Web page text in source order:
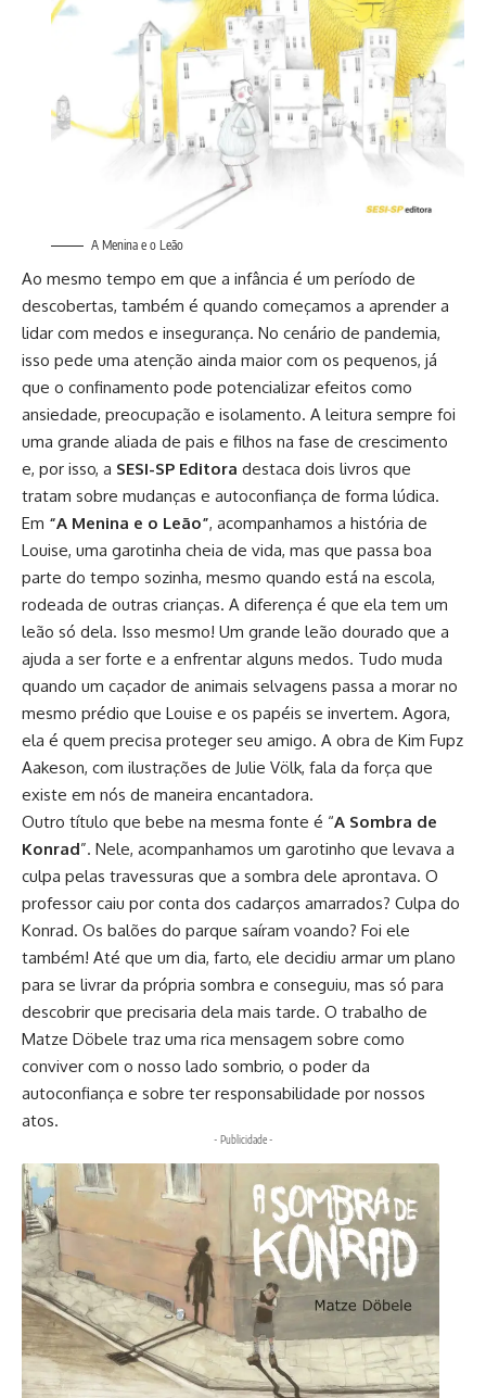
A Menina e o Leão
Ao mesmo tempo em que a infância é um período de
descobertas, também é quando começamos a aprender a
lidar com medos e insegurança. No cenário de pandemia,
isso pede uma atenção ainda maior com os pequenos, já
que o confinamento pode potencializar efeitos como
ansiedade, preocupação e isolamento. A leitura sempre foi
uma grande aliada de pais e filhos na fase de crescimento
e, por isso, a SESI-SP Editora destaca dois livros que
tratam sobre mudanças e autoconfiança de forma lúdica.
Em “A Menina e o Leão”, acompanhamos a história de
Louise, uma garotinha cheia de vida, mas que passa boa
parte do tempo sozinha, mesmo quando está na escola,
rodeada de outras crianças. A diferença é que ela tem um
leão só dela. Isso mesmo! Um grande leão dourado que a
ajuda a ser forte e a enfrentar alguns medos. Tudo muda
quando um caçador de animais selvagens passa a morar no
mesmo prédio que Louise e os papéis se invertem. Agora,
ela é quem precisa proteger seu amigo. A obra de Kim Fupz
Aakeson, com ilustrações de Julie Völk, fala da força que
existe em nós de maneira encantadora.
Outro título que bebe na mesma fonte é “A Sombra de
Konrad”. Nele, acompanhamos um garotinho que levava a
culpa pelas travessuras que a sombra dele aprontava. O
professor caiu por conta dos cadarços amarrados? Culpa do
Konrad. Os balões do parque saíram voando? Foi ele
também! Até que um dia, farto, ele decidiu armar um plano
para se livrar da própria sombra e conseguiu, mas só para
descobrir que precisaria dela mais tarde. O trabalho de
Matze Döbele traz uma rica mensagem sobre como
conviver com o nosso lado sombrio, o poder da
autoconfiança e sobre ter responsabilidade por nossos
atos.
- Publicidade -